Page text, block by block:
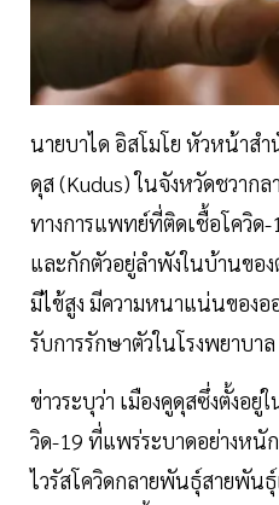
นายบาได อิสโมโย หัวหน้าส
ดุส (Kudus) ในจังหวัดชวากล
ทางการแพทย์ที่ติดเชื้อโควิด
และกักตัวอยู่ลำพังในบ้านขอ
มีไข้สูง มีความหนาแน่นของอ
รับการรักษาตัวในโรงพยาบาล
ข่าวระบุว่า เมืองคูดุสซึ่งตั้งอยู่
วิด-19 ที่แพร่ระบาดอย่างหนั
ไวรัสโควิดกลายพันธุ์สายพัน